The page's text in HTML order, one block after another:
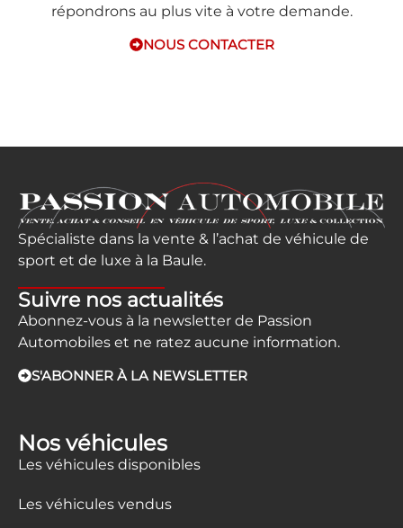
répondrons au plus vite à votre demande.
NOUS CONTACTER
Spécialiste dans la vente & l’achat de véhicule de
sport et de luxe à la Baule.
Suivre nos actualités
Abonnez-vous à la newsletter de Passion
Automobiles et ne ratez aucune information.
S'ABONNER À LA NEWSLETTER
Nos véhicules
Les véhicules disponibles
Les véhicules vendus